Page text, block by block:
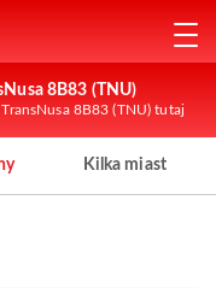
8B83 (TNU)
8B83 (TNU) tutaj
Kilka miast